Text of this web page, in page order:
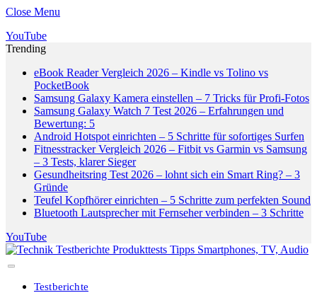
Close Menu
YouTube
Trending
eBook Reader Vergleich 2026 – Kindle vs Tolino vs
PocketBook
Samsung Galaxy Kamera einstellen – 7 Tricks für Profi-Fotos
Samsung Galaxy Watch 7 Test 2026 – Erfahrungen und
Bewertung: 5
Android Hotspot einrichten – 5 Schritte für sofortiges Surfen
Fitnesstracker Vergleich 2026 – Fitbit vs Garmin vs Samsung
– 3 Tests, klarer Sieger
Gesundheitsring Test 2026 – lohnt sich ein Smart Ring? – 3
Gründe
Teufel Kopfhörer einrichten – 5 Schritte zum perfekten Sound
Bluetooth Lautsprecher mit Fernseher verbinden – 3 Schritte
YouTube
Testberichte